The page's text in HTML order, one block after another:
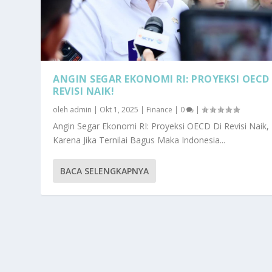
ANGIN SEGAR EKONOMI RI: PROYEKSI
REVISI NAIK!
oleh admin | Okt 1, 2025 | Finance | 0 |
Angin Segar Ekonomi RI: Proyeksi OECD Di Revisi Naik,
Karena Jika Ternilai Bagus Maka Indonesia...
BACA SELENGKAPNYA